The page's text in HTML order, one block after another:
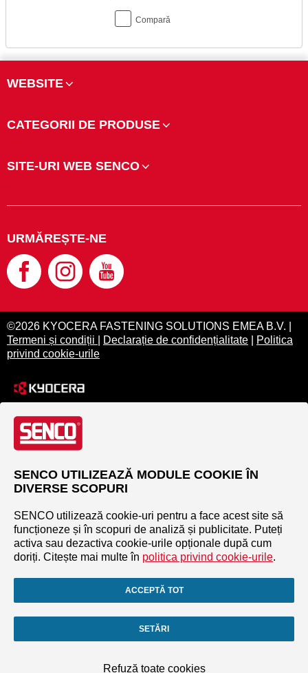
Compară
WEBSITE
CATEGORII DE PRODUSE
SITE-URI WEB SENCO
URMĂREȘTE-NE
©2026 KYOCERA FASTENING SOLUTIONS EMEA B.V. |
Termeni și condiții
Declarație de confidențialitate
Politica
privind cookie-urile
SENCO UTILIZEAZĂ MODULE COOKIE ÎN
DIVERSE SCOPURI
SENCO utilizează cookie-uri pentru a face acest site să
funcționeze și în scopuri de analiză și publicitate. Puteți
activa sau dezactiva cookie-urile opționale după cum
doriți. Citește mai multe în politica privind cookie-urile.
ACCEPTĂ TOT
SETĂRI
Refuză toate cookies